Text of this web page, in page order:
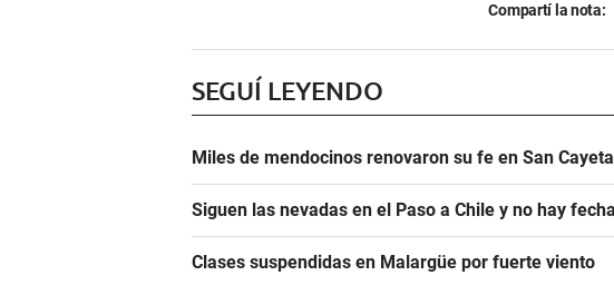
Compartí la nota:
SEGUÍ LEYENDO
Miles de mendocinos renovaron su fe en San
Siguen las nevadas en el Paso a Chile y no hay
Clases suspendidas en Malargüe por fuerte viento